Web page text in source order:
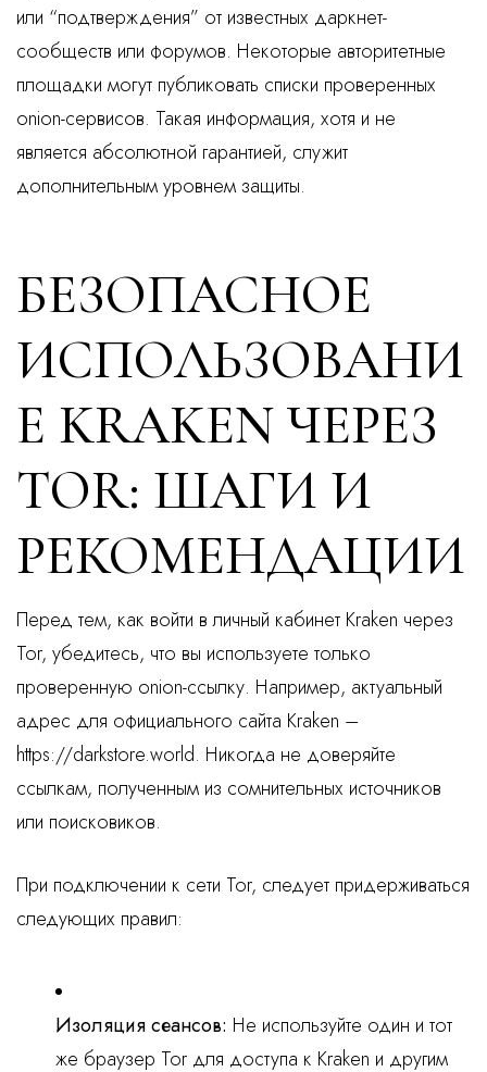
или “подтверждения” от известных даркнет-
сообществ или форумов. Некоторые авторитетные
площадки могут публиковать списки проверенных
onion-сервисов. Такая информация, хотя и не
является абсолютной гарантией, служит
дополнительным уровнем защиты.
БЕЗОПАСНОЕ
ИСПОЛЬЗОВАНИ
Е KRAKEN ЧЕРЕЗ
TOR: ШАГИ И
РЕКОМЕНДАЦИИ
Перед тем, как войти в личный кабинет Kraken через
Tor, убедитесь, что вы используете только
проверенную onion-ссылку. Например, актуальный
адрес для официального сайта Kraken –
https://darkstore.world. Никогда не доверяйте
ссылкам, полученным из сомнительных источников
или поисковиков.
При подключении к сети Tor, следует придерживаться
следующих правил:
Изоляция сеансов: Не используйте один и тот
же браузер Tor для доступа к Kraken и другим